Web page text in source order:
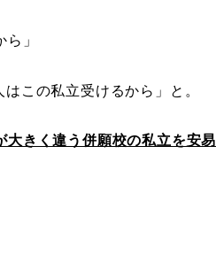
」
この私立受けるから」と。
きく違う併願校の私立を安